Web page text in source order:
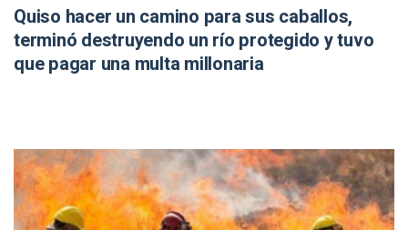
Quiso hacer un camino para sus caballos,
terminó destruyendo un río protegido y tuvo
que pagar una multa millonaria